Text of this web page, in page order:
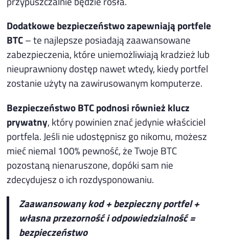
Dodatkowe bezpieczeństwo zapewniają portfele
BTC– te najlepsze posiadają zaawansowane
zabezpieczenia, które uniemożliwiają kradzież lub
nieuprawniony dostęp nawet wtedy, kiedy portfel
zostanie użyty na zawirusowanym komputerze.
Bezpieczeństwo BTC podnosi również klucz
prywatny, który powinien znać jedynie właściciel
portfela. Jeśli nie udostępnisz go nikomu, możesz
mieć niemal 100% pewność, że Twoje BTC
pozostaną nienaruszone, dopóki sam nie
zdecydujesz o ich rozdysponowaniu.
Zaawansowany kod + bezpieczny portfel +
własna przezorność i odpowiedzialność =
bezpieczeństwo